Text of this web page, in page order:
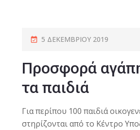
5 ΔΕΚΕΜΒΡΊΟΥ 2019
Προσφορά
τα παιδιά
Για περίπου 100 παιδιά
στηρίζονται από το Κέντρο